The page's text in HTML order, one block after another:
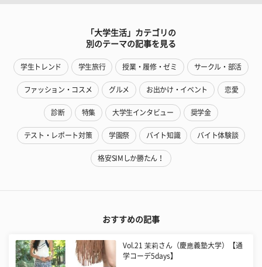
「大学生活」カテゴリの
別のテーマの記事を見る
学生トレンド 学生旅行 授業・履修・ゼミ サークル・部活
ファッション・コスメ グルメ お出かけ・イベント 恋愛
診断 特集 大学生インタビュー 奨学金
テスト・レポート対策 学園祭 バイト知識 バイト体験談
格安SIMしか勝たん！
おすすめの記事
Vol.21 茉莉さん（慶應義塾大学）【通
学コーデ5days】